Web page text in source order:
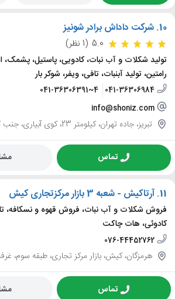
10. شرکت داداش برادر شونیز
5.0 (1 نظر)
تولید شکلات و آب نبات، کادویی، پاستیل،
رامتین، تولید آبنبات، تافی، ویفر، شوکر بار
041-36306984
041-36306391~4
info@shoniz.com
تبریز، جاده تهران، کیلومتر 23، کوی آبیاری، جنب کاشی تبریز
تماس
11. آرتاکیش - شعبه 3 بازار مرکزتجاری کیش
فروش شکلات و آب نبات، فروش قهوه و نسکافه،
کادوئی، هات چاکت
076-44452762
هرمزگان، کیش، بازار مرکز تجاری، طبقه سوم، غرفه
تماس